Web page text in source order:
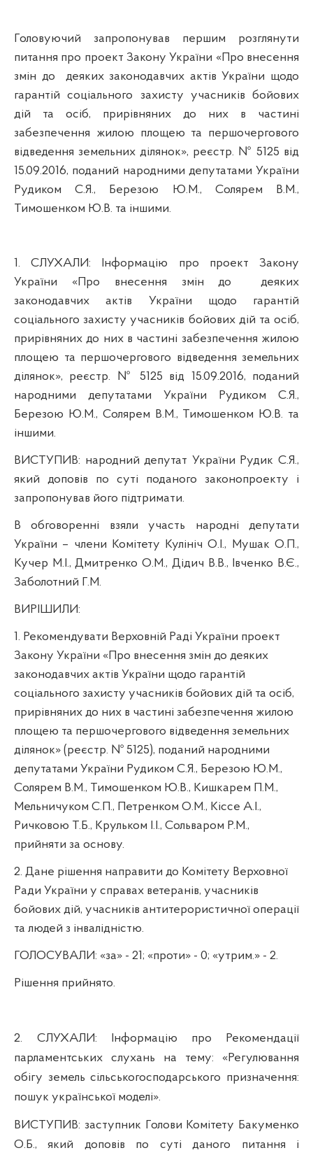
Головуючий запропонував першим розглянути
питання про проект Закону України «Про внесення
змін до
деяких законодавчих актів України щодо
гарантій соціального захисту учасників бойових
дій та осіб, прирівняних до них в частині
забезпечення жилою площею та першочергового
відведення земельних ділянок», реєстр. № 5125 від
15.09.2016, поданий народними депутатами України
Рудиком С.Я., Березою Ю.М., Солярем В.М.,
Тимошенком Ю.В. та іншими.
1. СЛУХАЛИ:
Інформацію про проект Закону
України «Про внесення змін до
деяких
законодавчих актів України щодо гарантій
соціального захисту учасників бойових дій та осіб,
прирівняних до них в частині забезпечення жилою
площею та першочергового відведення земельних
ділянок», реєстр. № 5125 від 15.09.2016, поданий
народними депутатами України Рудиком С.Я.,
Березою Ю.М., Солярем В.М., Тимошенком Ю.В. та
іншими.
ВИСТУПИВ: народний депутат України Рудик С.Я.,
який доповів по суті поданого законопроекту і
запропонував його підтримати.
В обговоренні взяли участь народні депутати
України – члени Комітету Кулініч О.І., Мушак О.П.,
Кучер М.І., Дмитренко О.М., Дідич В.В., Івченко В.Є.,
Заболотний Г.М.
ВИРІШИЛИ:
1. Рекомендувати Верховній Раді України проект
Закону України «Про внесення змін до деяких
законодавчих актів України щодо гарантій
соціального захисту учасників бойових дій та осіб,
прирівняних до них в частині забезпечення жилою
площею та першочергового відведення земельних
ділянок» (реєстр. № 5125), поданий народними
депутатами України Рудиком С.Я., Березою Ю.М.,
Солярем В.М., Тимошенком Ю.В., Кишкарем П.М.,
Мельничуком С.П., Петренком О.М., Кіссе А.І.,
Ричковою Т.Б., Крульком І.І., Сольваром Р.М.,
прийняти за основу.
2. Дане рішення направити до Комітету Верховної
Ради України у справах ветеранів, учасників
бойових дій, учасників антитерористичної операції
та людей з інвалідністю.
ГОЛОСУВАЛИ: «за» - 21; «проти» - 0; «утрим.» - 2.
Рішення прийнято.
2. СЛУХАЛИ: Інформацію про Рекомендації
парламентських слухань на тему: «Регулювання
обігу земель сільськогосподарського призначення:
пошук української моделі».
ВИСТУПИВ: заступник Голови Комітету Бакуменко
О.Б.,
який доповів по суті даного питання і